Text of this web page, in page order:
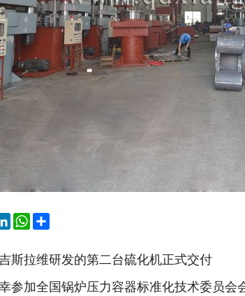
LinkedInWhatsApp
斯拉维研发的第二台硫化机正式交付
参加全国锅炉压力容器标准化技术委员会